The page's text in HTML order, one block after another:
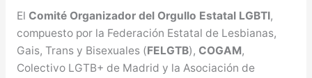
El Comité Organizador del Orgullo Estatal LGBTI,
compuesto por la Federación Estatal de Lesbianas,
Gais, Trans y Bisexuales (FELGTB), COGAM,
Colectivo LGTB+ de Madrid y la Asociación de